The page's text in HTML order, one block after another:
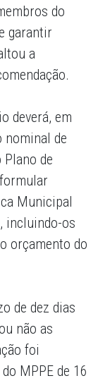
do
garantir
a
deverá, em
nominal de
de
Municipal
incluindo-os
orçamento do
de dez dias
não as
foi
MPPE de 16